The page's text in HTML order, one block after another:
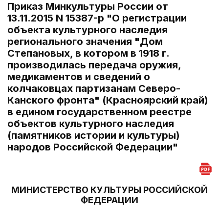
Приказ Минкультуры России от
13.11.2015 N 15387-р "О регистрации
объекта культурного наследия
регионального значения "Дом
Степановых, в котором в 1918 г.
производилась передача оружия,
медикаментов и сведений о
колчаковцах партизанам Северо-
Канского фронта" (Красноярский край)
в едином государственном реестре
объектов культурного наследия
(памятников истории и культуры)
народов Российской Федерации"
МИНИСТЕРСТВО КУЛЬТУРЫ РОССИЙСКОЙ
ФЕДЕРАЦИИ